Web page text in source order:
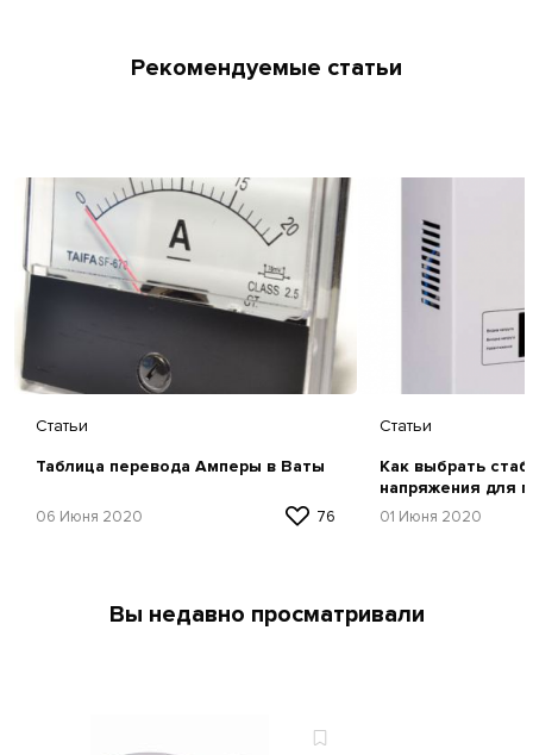
Рекомендуемые статьи
Статьи
Таблица перевода Амперы в Ваты
06 Июня 2020 76
Статьи
Как выбрать
напряжения для
советы и
01 Июня 2020
Вы недавно просматривали